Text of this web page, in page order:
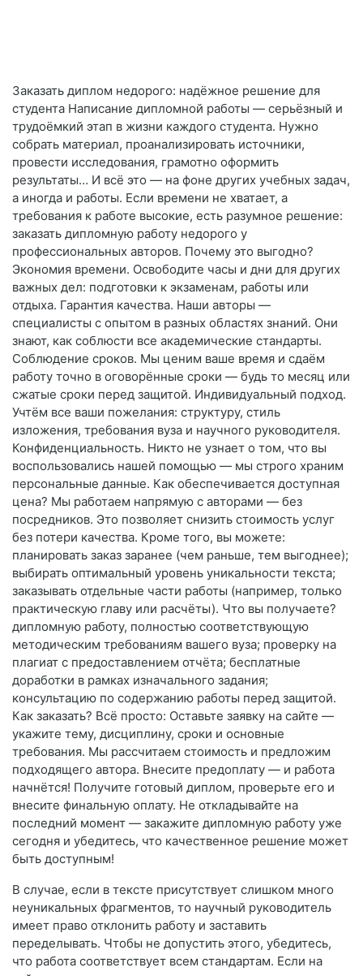
Заказать диплом недорого: надёжное решение для
студента Написание дипломной работы — серьёзный и
трудоёмкий этап в жизни каждого студента. Нужно
собрать материал, проанализировать источники,
провести исследования, грамотно оформить
результаты… И всё это — на фоне других учебных задач,
а иногда и работы. Если времени не хватает, а
требования к работе высокие, есть разумное решение:
заказать дипломную работу недорого у
профессиональных авторов. Почему это выгодно?
Экономия времени. Освободите часы и дни для других
важных дел: подготовки к экзаменам, работы или
отдыха. Гарантия качества. Наши авторы —
специалисты с опытом в разных областях знаний. Они
знают, как соблюсти все академические стандарты.
Соблюдение сроков. Мы ценим ваше время и сдаём
работу точно в оговорённые сроки — будь то месяц или
сжатые сроки перед защитой. Индивидуальный подход.
Учтём все ваши пожелания: структуру, стиль
изложения, требования вуза и научного руководителя.
Конфиденциальность. Никто не узнает о том, что вы
воспользовались нашей помощью — мы строго храним
персональные данные. Как обеспечивается доступная
цена? Мы работаем напрямую с авторами — без
посредников. Это позволяет снизить стоимость услуг
без потери качества. Кроме того, вы можете:
планировать заказ заранее (чем раньше, тем выгоднее);
выбирать оптимальный уровень уникальности текста;
заказывать отдельные части работы (например, только
практическую главу или расчёты). Что вы получаете?
дипломную работу, полностью соответствующую
методическим требованиям вашего вуза; проверку на
плагиат с предоставлением отчёта; бесплатные
доработки в рамках изначального задания;
консультацию по содержанию работы перед защитой.
Как заказать? Всё просто: Оставьте заявку на сайте —
укажите тему, дисциплину, сроки и основные
требования. Мы рассчитаем стоимость и предложим
подходящего автора. Внесите предоплату — и работа
начнётся! Получите готовый диплом, проверьте его и
внесите финальную оплату. Не откладывайте на
последний момент — закажите дипломную работу уже
сегодня и убедитесь, что качественное решение может
быть доступным!
В случае, если в тексте присутствует слишком много
неуникальных фрагментов, то научный руководитель
имеет право отклонить работу и заставить
переделывать. Чтобы не допустить этого, убедитесь,
что работа соответствует всем стандартам. Если на